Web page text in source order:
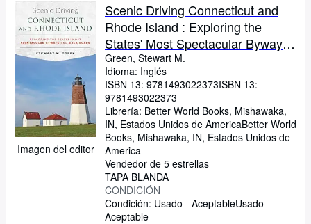
Imagen del editor
Scenic Driving Connecticut and
Rhode Island : Exploring the
States' Most Spectacular Byways
and Back Roads
Green, Stewart M.
Idioma: Inglés
ISBN 13: 9781493022373ISBN 13:
9781493022373
Librería: Better World Books, Mishawaka,
IN, Estados Unidos de AmericaBetter World
Books, Mishawaka, IN, Estados Unidos de
America
Vendedor de 5 estrellas
TAPA BLANDA
CONDICIÓN
Condición: Usado - AceptableUsado -
Aceptable